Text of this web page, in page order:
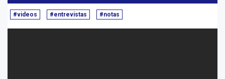
#videos #entrevistas #notas